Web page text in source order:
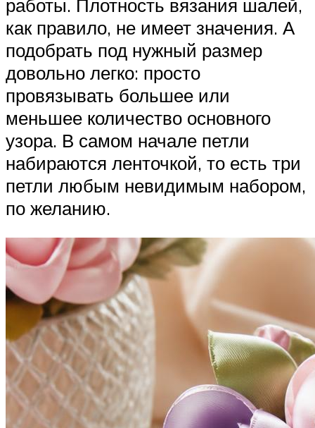
работы. Плотность вязания шалей,
как правило, не имеет значения. А
подобрать под нужный размер
довольно легко: просто
провязывать большее или
меньшее количество основного
узора. В самом начале петли
набираются ленточкой, то есть три
петли любым невидимым набором,
по желанию.